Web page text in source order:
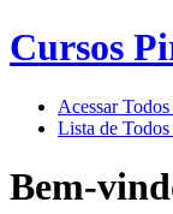
Cursos
Acessar
Lista de
Bem-